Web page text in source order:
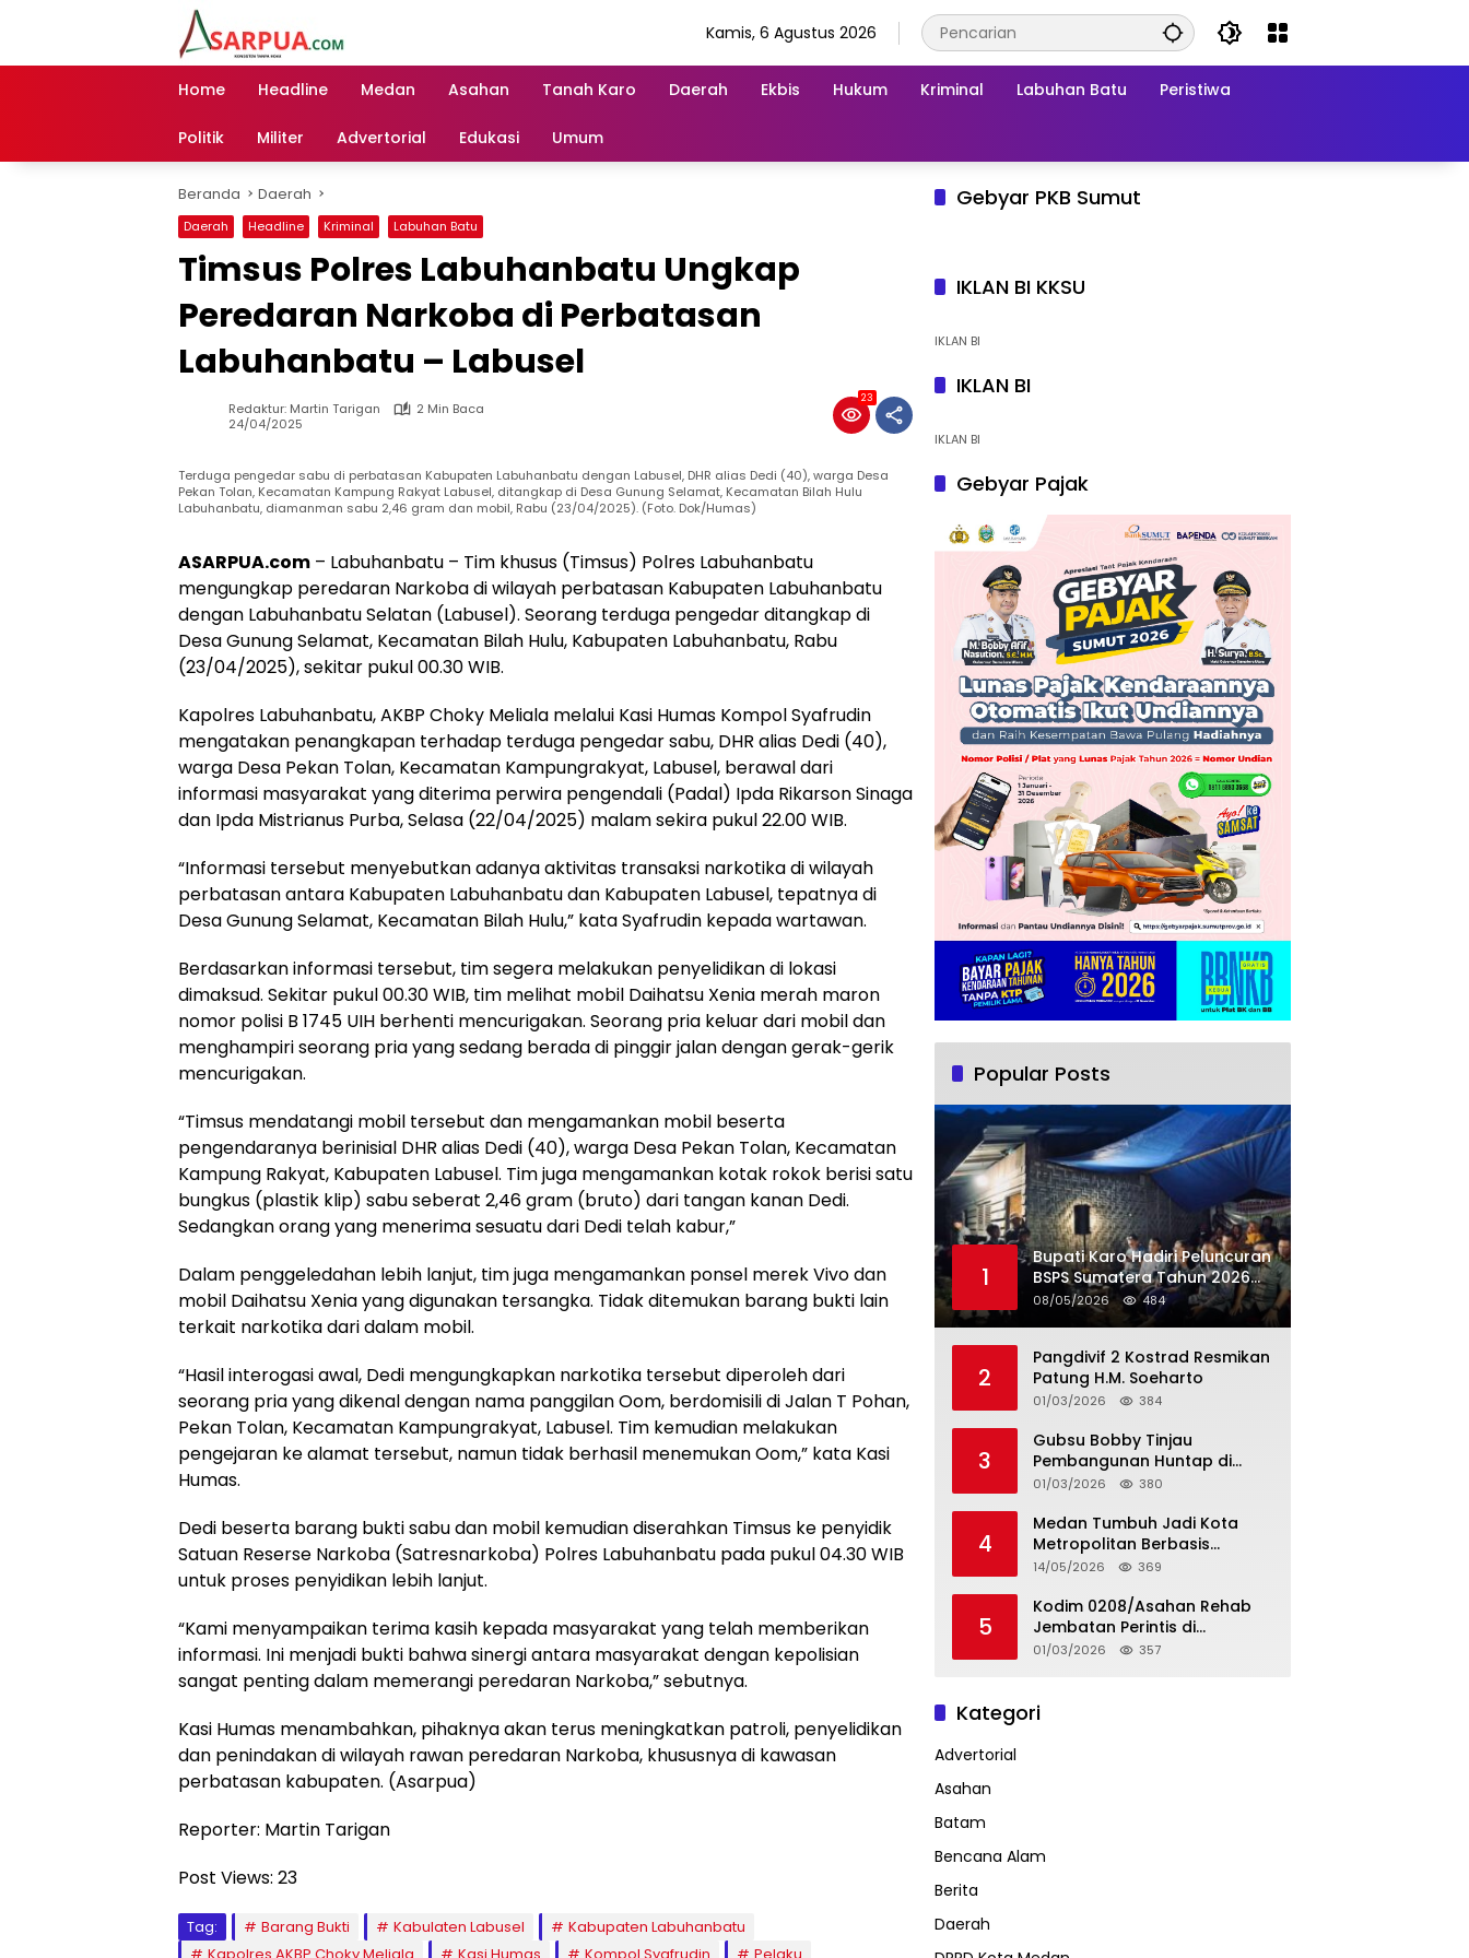
Kamis, 6 Agustus 2026
Home Headline Medan Asahan Tanah Karo Daerah Ekbis Hukum Kriminal Labuhan Batu Peristiwa
Politik Militer Advertorial Edukasi Umum
Beranda Daerah
Daerah Headline Kriminal Labuhan Batu
Timsus Polres Labuhanbatu Ungkap
Peredaran Narkoba di Perbatasan
Labuhanbatu – Labusel
Redaktur: Martin Tarigan
2 Min Baca
24/04/2025
23
Terduga pengedar sabu di perbatasan Kabupaten Labuhanbatu dengan Labusel, DHR alias Dedi (40), warga Desa
Pekan Tolan, Kecamatan Kampung Rakyat Labusel, ditangkap di Desa Gunung Selamat, Kecamatan Bilah Hulu
Labuhanbatu, diamanman sabu 2,46 gram dan mobil, Rabu (23/04/2025). (Foto. Dok/Humas)
ASARPUA.com – Labuhanbatu – Tim khusus (Timsus) Polres Labuhanbatu
mengungkap peredaran Narkoba di wilayah perbatasan Kabupaten Labuhanbatu
dengan Labuhanbatu Selatan (Labusel). Seorang terduga pengedar ditangkap di
Desa Gunung Selamat, Kecamatan Bilah Hulu, Kabupaten Labuhanbatu, Rabu
(23/04/2025), sekitar pukul 00.30 WIB.
Kapolres Labuhanbatu, AKBP Choky Meliala melalui Kasi Humas Kompol Syafrudin
mengatakan penangkapan terhadap terduga pengedar sabu, DHR alias Dedi (40),
warga Desa Pekan Tolan, Kecamatan Kampungrakyat, Labusel, berawal dari
informasi masyarakat yang diterima perwira pengendali (Padal) Ipda Rikarson Sinaga
dan Ipda Mistrianus Purba, Selasa (22/04/2025) malam sekira pukul 22.00 WIB.
“Informasi tersebut menyebutkan adanya aktivitas transaksi narkotika di wilayah
perbatasan antara Kabupaten Labuhanbatu dan Kabupaten Labusel, tepatnya di
Desa Gunung Selamat, Kecamatan Bilah Hulu,” kata Syafrudin kepada wartawan.
Berdasarkan informasi tersebut, tim segera melakukan penyelidikan di lokasi
dimaksud. Sekitar pukul 00.30 WIB, tim melihat mobil Daihatsu Xenia merah maron
nomor polisi B 1745 UIH berhenti mencurigakan. Seorang pria keluar dari mobil dan
menghampiri seorang pria yang sedang berada di pinggir jalan dengan gerak-gerik
mencurigakan.
“Timsus mendatangi mobil tersebut dan mengamankan mobil beserta
pengendaranya berinisial DHR alias Dedi (40), warga Desa Pekan Tolan, Kecamatan
Kampung Rakyat, Kabupaten Labusel. Tim juga mengamankan kotak rokok berisi satu
bungkus (plastik klip) sabu seberat 2,46 gram (bruto) dari tangan kanan Dedi.
Sedangkan orang yang menerima sesuatu dari Dedi telah kabur,”
Dalam penggeledahan lebih lanjut, tim juga mengamankan ponsel merek Vivo dan
mobil Daihatsu Xenia yang digunakan tersangka. Tidak ditemukan barang bukti lain
terkait narkotika dari dalam mobil.
“Hasil interogasi awal, Dedi mengungkapkan narkotika tersebut diperoleh dari
seorang pria yang dikenal dengan nama panggilan Oom, berdomisili di Jalan T Pohan,
Pekan Tolan, Kecamatan Kampungrakyat, Labusel. Tim kemudian melakukan
pengejaran ke alamat tersebut, namun tidak berhasil menemukan Oom,” kata Kasi
Humas.
Dedi beserta barang bukti sabu dan mobil kemudian diserahkan Timsus ke penyidik
Satuan Reserse Narkoba (Satresnarkoba) Polres Labuhanbatu pada pukul 04.30 WIB
untuk proses penyidikan lebih lanjut.
“Kami menyampaikan terima kasih kepada masyarakat yang telah memberikan
informasi. Ini menjadi bukti bahwa sinergi antara masyarakat dengan kepolisian
sangat penting dalam memerangi peredaran Narkoba,” sebutnya.
Kasi Humas menambahkan, pihaknya akan terus meningkatkan patroli, penyelidikan
dan penindakan di wilayah rawan peredaran Narkoba, khususnya di kawasan
perbatasan kabupaten. (Asarpua)
Reporter: Martin Tarigan
Post Views: 23
Tag: Barang Bukti Kabulaten Labusel
Kabupaten Labuhanbatu
Gebyar PKB Sumut
IKLAN BI KKSU
IKLAN BI
IKLAN BI
IKLAN BI
Gebyar Pajak
Popular Posts
1
Bupati Karo Hadiri Peluncuran
BSPS Sumatera Tahun 2026
Secarra Daring
08/05/2026 484
2
Pangdivif 2 Kostrad Resmikan
Patung H.M. Soeharto
01/03/2026 384
3
Gubsu Bobby Tinjau
Pembangunan Huntap di
Tapteng
01/03/2026 380
4
Medan Tumbuh Jadi Kota
Metropolitan Berbasis
Teknologi
14/05/2026 369
5
Kodim 0208/Asahan Rehab
Jembatan Perintis di
Mandarsah
01/03/2026 357
Kategori
Advertorial
Asahan
Batam
Bencana Alam
Berita
Daerah